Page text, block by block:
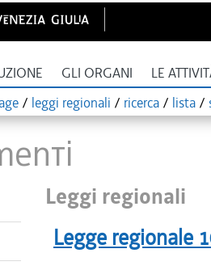
GLI ORGANI LE
/ leggi regionali / ricerca / lista /
Leggi regionali
Legge regionale